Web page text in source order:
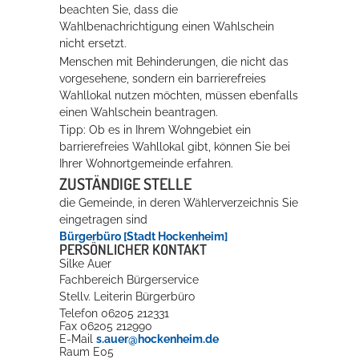
Rathaus
Service
Konzerte, Tagungen und vieles mehr
Die Stadthalle Hockenheim bietet den perfekten Standort für Events
mehr dazu...
beachten Sie, dass die
Wahlbenachrichtigung einen Wahlschein
nicht ersetzt.
Menschen mit Behinderungen, die nicht das
vorgesehene, sondern ein barrierefreies
Wahllokal nutzen möchten, müssen ebenfalls
einen Wahlschein beantragen.
Tipp: Ob es in Ihrem Wohngebiet ein
barrierefreies Wahllokal gibt, können Sie bei
Ihrer Wohnortgemeinde erfahren.
ZUSTÄNDIGE STELLE
die Gemeinde, in deren Wählerverzeichnis Sie
eingetragen sind
Bürgerbüro [Stadt Hockenheim]
PERSÖNLICHER KONTAKT
Silke Auer
Fachbereich Bürgerservice
Stellv. Leiterin Bürgerbüro
Telefon 06205 212331
Fax 06205 212990
E-Mail s.auer@hockenheim.de
Raum E05